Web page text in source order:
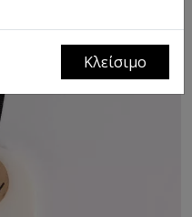
Κλείσιμο